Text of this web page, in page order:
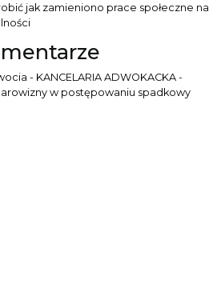
jak zamieniono prace społeczne na
- KANCELARIA ADWOKACKA -
w postępowaniu spadkowy